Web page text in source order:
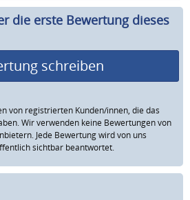
die erste Bewertung dieses
schreiben
von registrierten Kunden/innen, die das
Wir verwenden keine Bewertungen von
Jede Bewertung wird von uns
sichtbar beantwortet.